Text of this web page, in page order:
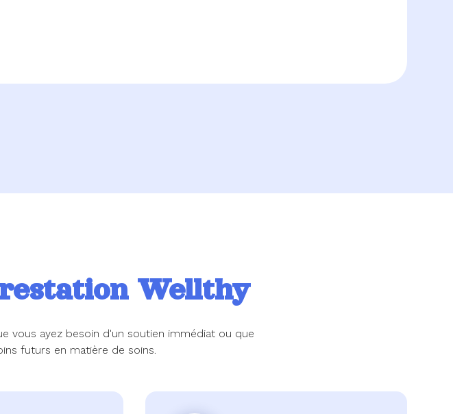
Wellthy
vous ayez besoin d'un soutien immédiat ou que
futurs en matière de soins.